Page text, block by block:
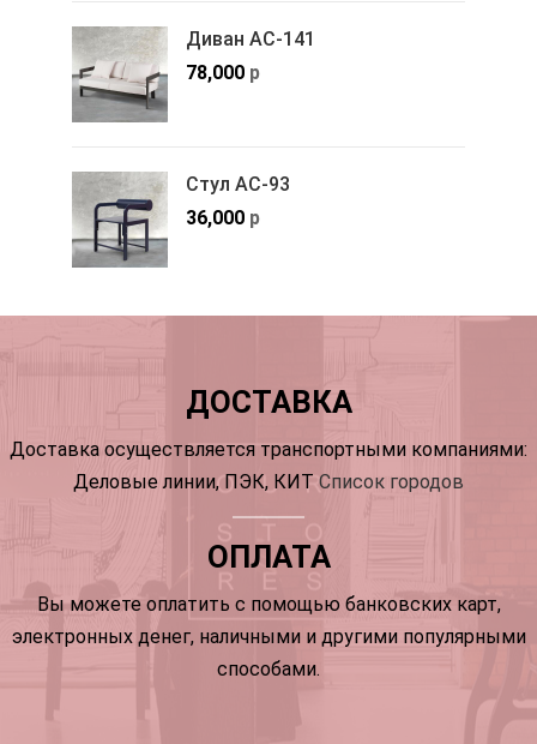
Диван АС-141
78,000 р
Стул АС-93
36,000 р
ДОСТАВКА
Доставка осуществляется транспортными компаниями:
Деловые линии, ПЭК, КИТ Список городов
ОПЛАТА
Вы можете оплатить с помощью банковских карт,
электронных денег, наличными и другими популярными
способами.